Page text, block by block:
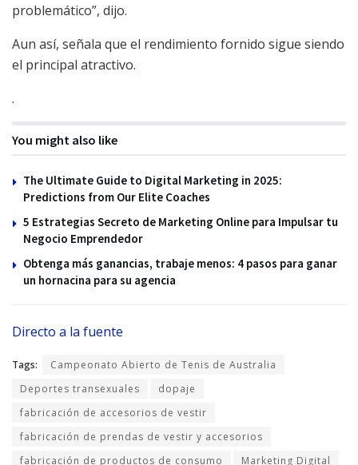
problemático”, dijo.
Aun así, señala que el rendimiento fornido sigue siendo
el principal atractivo.
.
You might also like
The Ultimate Guide to Digital Marketing in 2025:
Predictions from Our Elite Coaches
5 Estrategias Secreto de Marketing Online para Impulsar tu
Negocio Emprendedor
Obtenga más ganancias, trabaje menos: 4 pasos para ganar
un hornacina para su agencia
Directo a la fuente
Tags:
Campeonato Abierto de Tenis de Australia
Deportes transexuales
dopaje
fabricación de accesorios de vestir
fabricación de prendas de vestir y accesorios
fabricación de productos de consumo
Marketing Digital